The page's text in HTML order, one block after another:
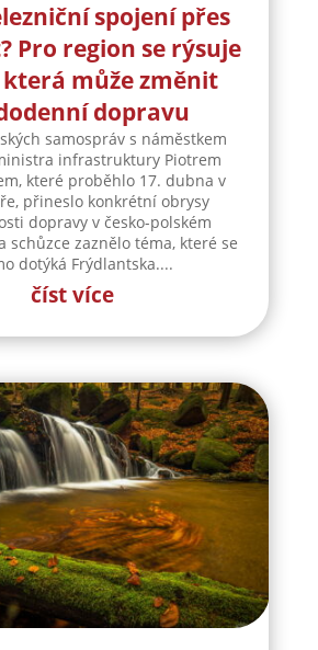
spojení přes
Pro region se rýsuje
která může změnit
dopravu
samospráv s náměstkem
infrastruktury Piotrem
které proběhlo 17. dubna v
přineslo konkrétní obrysy
dopravy v česko-polském
schůzce zaznělo téma, které se
dotýká Frýdlantska....
číst více